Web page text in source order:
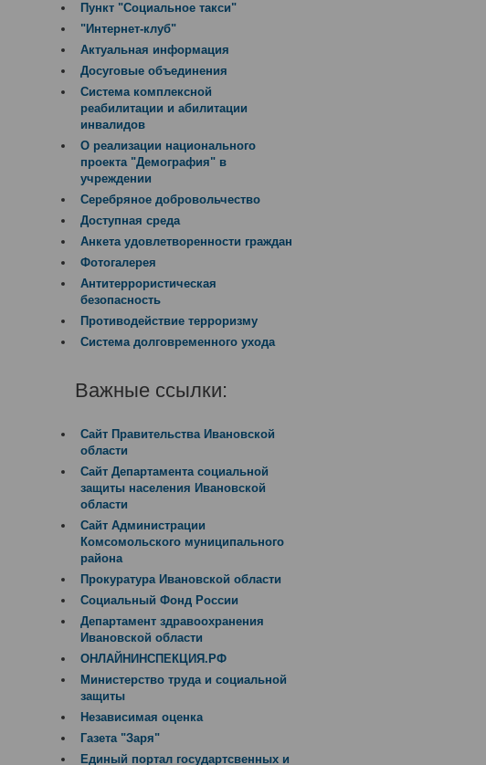
Пункт "Социальное такси"
"Интернет-клуб"
Актуальная информация
Досуговые объединения
Система комплексной
реабилитации и абилитации
инвалидов
О реализации национального
проекта "Демография" в
учреждении
Серебряное добровольчество
Доступная среда
Анкета удовлетворенности граждан
Фотогалерея
Антитеррористическая
безопасность
Противодействие терроризму
Система долговременного ухода
Важные ссылки:
Сайт Правительства Ивановской
области
Сайт Департамента социальной
защиты населения Ивановской
области
Сайт Администрации
Комсомольского муниципального
района
Прокуратура Ивановской области
Социальный Фонд России
Департамент здравоохранения
Ивановской области
ОНЛАЙНИНСПЕКЦИЯ.РФ
Министерство труда и социальной
защиты
Независимая оценка
Газета "Заря"
Единый портал государтсвенных и